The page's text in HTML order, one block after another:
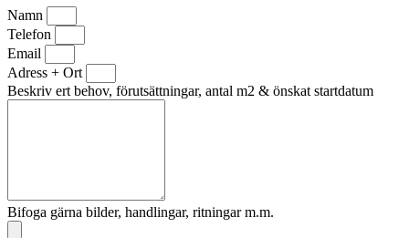
Namn
Telefon
Email
Adress + Ort
Beskriv ert behov, förutsättningar, antal m2 & önskat startdatum
Bifoga gärna bilder, handlingar, ritningar m.m.